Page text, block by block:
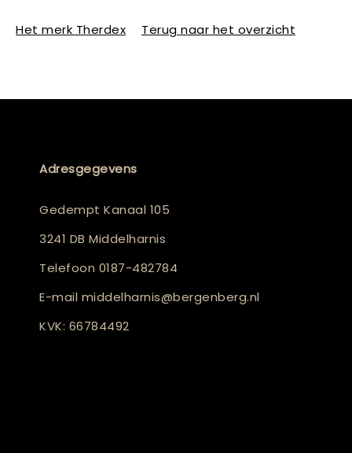
Het merk Therdex Terug naar het overzicht
Adresgegevens
Gedempt Kanaal 105
3241 DB Middelharnis
Telefoon 0187-482784
E-mail middelharnis@bergenberg.nl
KVK: 66784492